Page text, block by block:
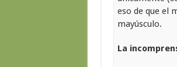
eso de que el
mayúsculo.
La